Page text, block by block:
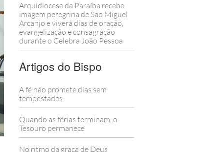
Arquidiocese da Paraíba recebe
imagem peregrina de São Miguel
Arcanjo e viverá dias de oração,
evangelização e consagração
durante o Celebra João Pessoa
Artigos do Bispo
A fé não promete dias sem
tempestades
Quando as férias terminam, o
Tesouro permanece
No ritmo da graça de Deus